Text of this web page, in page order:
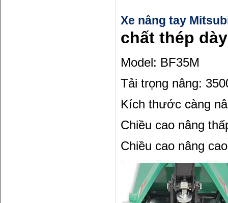
Xe nâng tay
chất thép
Model: BF35M
Tải trọng nâng:
Kích thước càng
Chiều cao nâng
Chiều cao nâng